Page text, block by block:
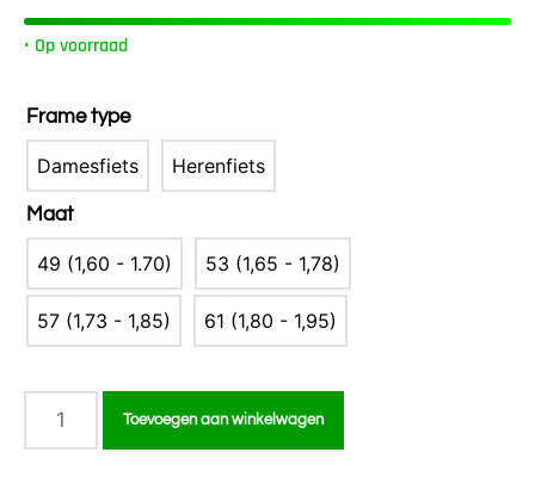
• Op voorraad
Frame type
Damesfiets Herenfiets
Maat
49 (1,60 - 1.70) 53 (1,65 - 1,78)
57 (1,73 - 1,85) 61 (1,80 - 1,95)
Toevoegen aan winkelwagen